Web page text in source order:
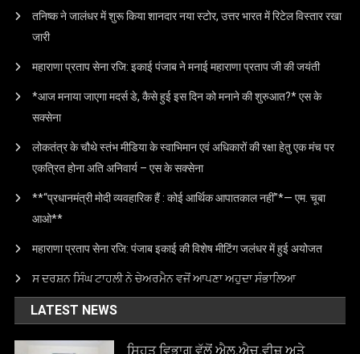
तनिष्क ने जालंधर में शुरू किया शानदार नया स्टोर, उत्तर भारत में रिटेल विस्तार रखा
जारी
महाराणा प्रताप सेना रजि: इकाई पंजाब ने मनाई महाराणा प्रताप जी की जयंती
*आज मनाया जाएगा मदर्स डे, कैसे हुई इस दिन को मनाने की शुरुआत?* एस के
सक्सेना
लोकतंत्र के चौथे स्तंभ मीडिया के स्वाभिमान एवं अधिकारों की रक्षा हेतु एक मंच पर
एकत्रित होना अति अनिवार्य – एस के सक्सेना
**“प्रधानमंत्री मोदी व्यवहारिक हैं : कोई आर्थिक आपातकाल नहीं”*— एम. चूबा
आओ**
महाराणा प्रताप सेना रजि: पंजाब इकाई की विशेष मीटिंग जलंधर में हुई अयोजत
ਸ ਦਰਸ਼ਨ ਸਿੰਘ ਟਾਹਲੀ ਨੇ ਚੇਅਰਮੈਨ ਵਜੋਂ ਆਪਣਾ ਅਹੁਦਾ ਸੰਭਾਲਿਆ
LATEST NEWS
ਸਿਹਤ ਵਿਭਾਗ ਵੱਲੋਂ ਐਲ.ਐਚ.ਵੀਜ਼ ਅਤੇ